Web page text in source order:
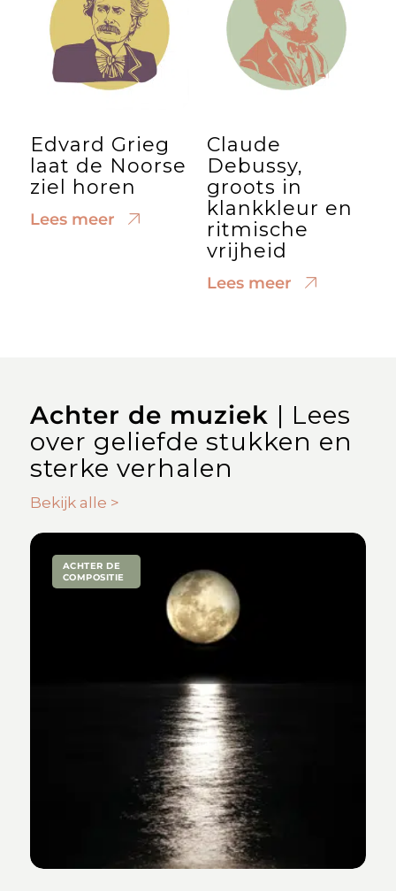
Edvard Grieg
laat de Noorse
ziel horen
Lees meer
Claude
Debussy,
groots in
klankkleur en
ritmische
vrijheid
Lees meer
Achter de muziek | Lees
over geliefde stukken en
sterke verhalen
Bekijk alle >
ACHTER DE
COMPOSITIE